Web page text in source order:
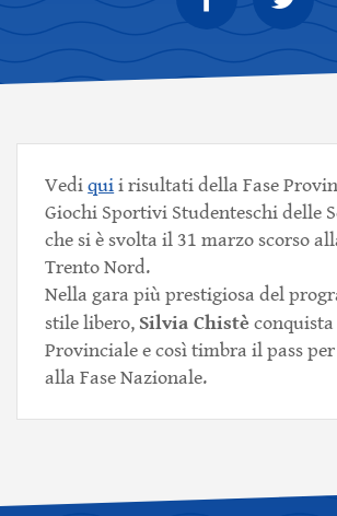
Vediquii risultati della Fase
Giochi Sportivi Studenteschi delle
che si è svolta il 31 marzo scorso
Trento Nord.
Nella gara più prestigiosa del
stile libero,Silvia Chistè
Provinciale e così timbra il pass
alla Fase Nazionale.